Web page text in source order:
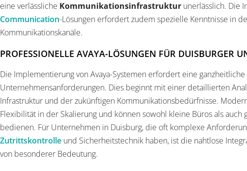
eine verlässliche Kommunikationsinfrastruktur unerlässlich. Die
Communication-Lösungen erfordert zudem spezielle Kenntnisse in
Kommunikationskanäle.
PROFESSIONELLE AVAYA-LÖSUNGEN FÜR DUISBURGER
Die Implementierung von Avaya-Systemen erfordert eine
Unternehmensanforderungen. Dies beginnt mit einer detaillierten
Infrastruktur und der zukünftigen Kommunikationsbedürfnisse.
Flexibilität in der Skalierung und können sowohl kleine Büros als auch
bedienen. Für Unternehmen in Duisburg, die oft komplexe
Zutrittskontrolle und Sicherheitstechnik haben, ist die nahtlose
von besonderer Bedeutung.